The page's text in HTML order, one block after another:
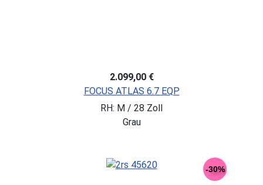
2.099,00 €
FOCUS ATLAS 6.7 EQP
RH: M / 28 Zoll
Grau
-30%